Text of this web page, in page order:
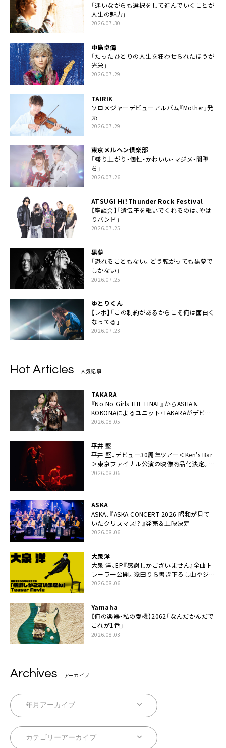
「迷いながらも選択をして進んでいくことが
人生の魅力」
2026.07.30
中島卓偉
「たったひとりの人生を狂わせられたほうが
光栄」
2026.07.29
TAIRIK
ソロメジャーデビューアルバム『Mother』発
売
2026.07.29
東京メルヘン倶楽部
「盛り上がり・個性・かわいい・マジメ・闇堕
ち」
2026.07.26
ATSUGI Hi！Thunder Rock Festival
【座談会】「遺伝子を継いでくれるのは、やは
りバンド」
2026.07.25
黒夢
「恐れることもない。どう転がっても黒夢で
しかない」
2026.07.25
ゆとりくん
【レポ】「この制約があるからこそ俺は面白く
なってる」
2026.07.23
Hot Articles 人気記事
TAKARA
『No No Girls THE FINAL』からASHA＆
KOKONAによるユニット・TAKARAがデビュ
ー
2026.08.05
平井 堅
平井 堅、デビュー30周年ツアー＜Ken’s Bar
＞東京ファイナル公演の映像商品化決定。ブ
ックレットには平井堅のメッセージ掲載も
2026.08.06
ASKA
ASKA、『ASKA CONCERT 2026 昭和が見て
いたクリスマス!? 』発売＆上映決定
2026.08.06
大泉洋
大泉 洋、EP『感謝しかございません』全曲ト
レーラー公開。幾田りら書き下ろし曲やジャ
ズピアニスト・小曽根真による提供曲のレコ
2026.08.06
Yamaha
【俺の楽器・私の愛機】2062「なんだかんだで
これが1番」
2026.08.03
Archives アーカイブ